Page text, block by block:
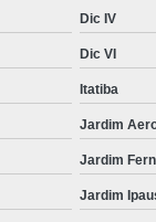
Dic IV
Dic VI
Itatiba
Jardim
Jardim
Jardim